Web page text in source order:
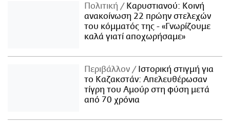
Πολιτική
Καρυστιανού: Κοινή
ανακοίνωση 22 πρώην στελεχών
του κόμματός της - «Γνωρίζουμε
καλά γιατί αποχωρήσαμε»
Περιβάλλον
Ιστορική στιγμή για
το Καζακστάν: Απελευθέρωσαν
τίγρη του Αμούρ στη φύση μετά
από 70 χρόνια